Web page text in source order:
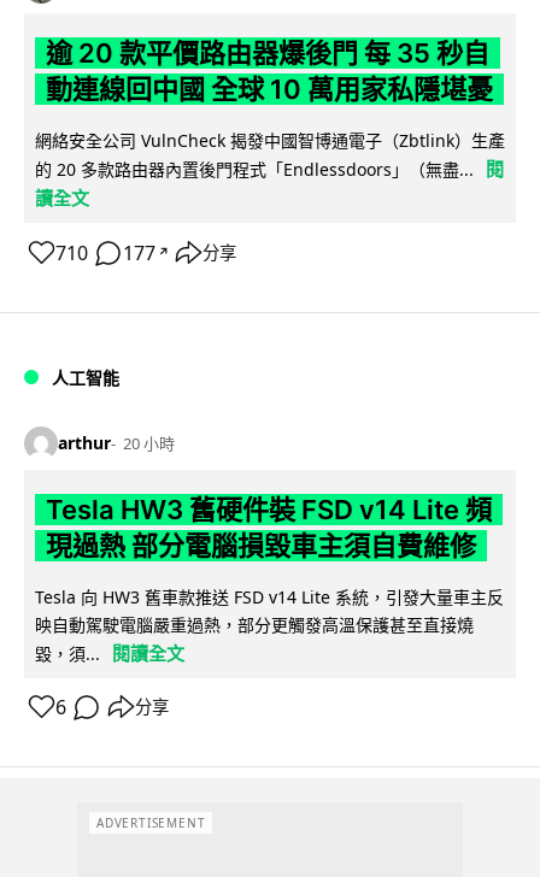
逾 20 款平價路由器爆後門 每 35 秒自
動連線回中國 全球 10 萬用家私隱堪憂
網絡安全公司 VulnCheck 揭發中國智博通電子（Zbtlink）生產
的 20 多款路由器內置後門程式「Endlessdoors」（無盡...
閱
讀全文
710 177 ↗ 分享
人工智能
arthur 20 小時
Tesla HW3 舊硬件裝 FSD v14 Lite 頻
現過熱 部分電腦損毀車主須自費維修
Tesla 向 HW3 舊車款推送 FSD v14 Lite 系統，引發大量車主反
映自動駕駛電腦嚴重過熱，部分更觸發高溫保護甚至直接燒
毀，須...
閱讀全文
6 分享
ADVERTISEMENT